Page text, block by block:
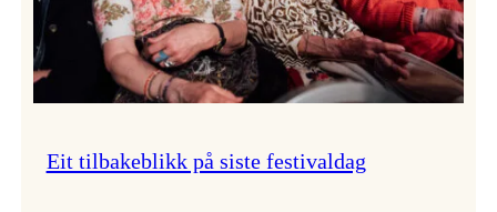
Eit tilbakeblikk på siste festivaldag